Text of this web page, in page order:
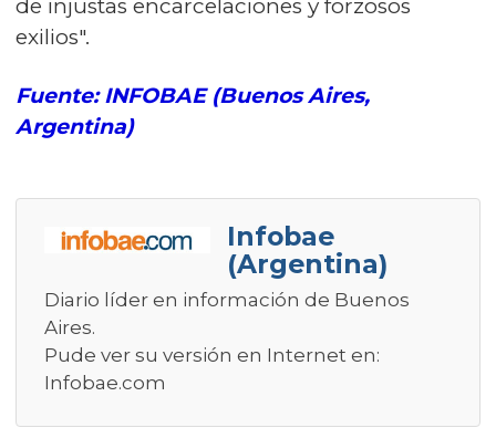
de injustas encarcelaciones y forzosos
exilios".
Fuente: INFOBAE (Buenos Aires,
Argentina)
Infobae
(Argentina)
Diario líder en información de Buenos
Aires.
Pude ver su versión en Internet en:
Infobae.com